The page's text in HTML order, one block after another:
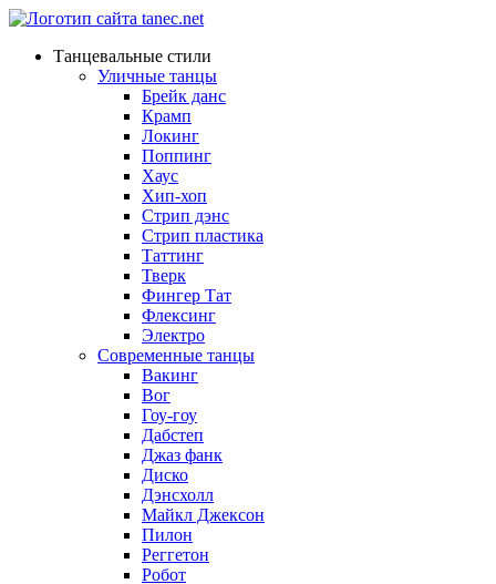
Танцевальные стили
Уличные танцы
Брейк данс
Крамп
Локинг
Поппинг
Хаус
Хип-хоп
Стрип дэнс
Стрип пластика
Таттинг
Тверк
Фингер Тат
Флексинг
Электро
Современные танцы
Вакинг
Вог
Гоу-гоу
Дабстеп
Джаз фанк
Диско
Дэнсхолл
Майкл Джексон
Пилон
Реггетон
Робот